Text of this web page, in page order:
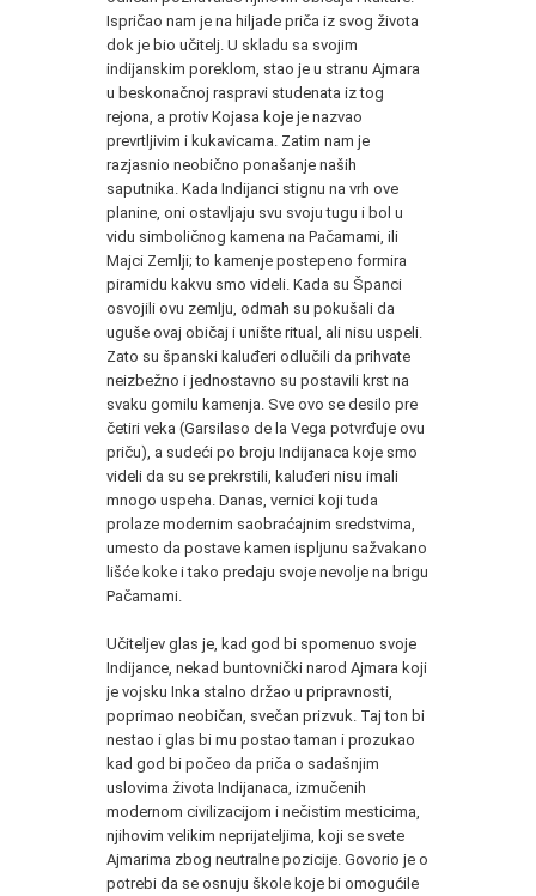
Ispričao nam je na hiljade priča iz svog života
dok je bio učitelj. U skladu sa svojim
indijanskim poreklom, stao je u stranu Ajmara
u beskonačnoj raspravi studenata iz tog
rejona, a protiv Kojasa koje je nazvao
prevrtljivim i kukavicama. Zatim nam je
razjasnio neobično ponašanje naših
saputnika. Kada Indijanci stignu na vrh ove
planine, oni ostavljaju svu svoju tugu i bol u
vidu simboličnog kamena na Pačamami, ili
Majci Zemlji; to kamenje postepeno formira
piramidu kakvu smo videli. Kada su Španci
osvojili ovu zemlju, odmah su pokušali da
uguše ovaj običaj i unište ritual, ali nisu uspeli.
Zato su španski kaluđeri odlučili da prihvate
neizbežno i jednostavno su postavili krst na
svaku gomilu kamenja. Sve ovo se desilo pre
četiri veka (Garsilaso de la Vega potvrđuje ovu
priču), a sudeći po broju Indijanaca koje smo
videli da su se prekrstili, kaluđeri nisu imali
mnogo uspeha. Danas, vernici koji tuda
prolaze modernim saobraćajnim sredstvima,
umesto da postave kamen ispljunu sažvakano
lišće koke i tako predaju svoje nevolje na brigu
Pačamami.
Učiteljev glas je, kad god bi spomenuo svoje
Indijance, nekad buntovnički narod Ajmara koji
je vojsku Inka stalno držao u pripravnosti,
poprimao neobičan, svečan prizvuk. Taj ton bi
nestao i glas bi mu postao taman i prozukao
kad god bi počeo da priča o sadašnjim
uslovima života Indijanaca, izmučenih
modernom civilizacijom i nečistim mesticima,
njihovim velikim neprijateljima, koji se svete
Ajmarima zbog neutralne pozicije. Govorio je o
potrebi da se osnuju škole koje bi omogućile